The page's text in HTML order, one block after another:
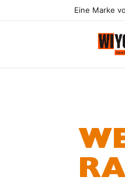
Eine Marke